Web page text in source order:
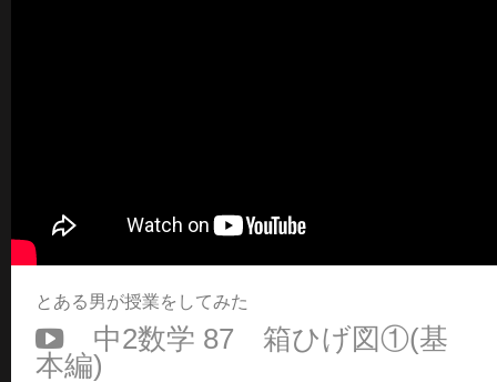
とある男が授業をしてみた
中2数学 87 箱ひげ図①(基
本編)